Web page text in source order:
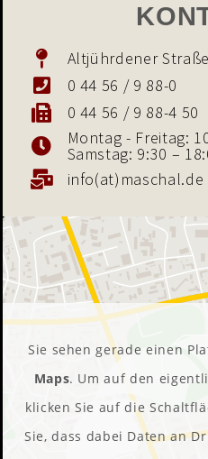
Sie sehen gerade einen
Maps. Um auf den
klicken Sie auf die
Sie, dass dabei Daten an
Altjührdener
0 44 56 / 9 88-0
0 44 56 / 9 88-4 50
Montag - Freitag:
Samstag: 9:30 –
info(at)maschal.de